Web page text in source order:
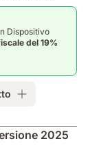
Dispositivo
del 19%
2025